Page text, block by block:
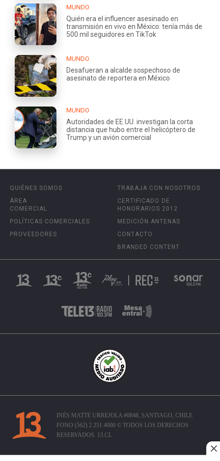
MUNDO
Quién era el influencer asesinado en
transmisión en vivo en México: tenía más de
500 mil seguidores en TikTok
MUNDO
Desafueran a alcalde sospechoso de
asesinato de reportera en México
MUNDO
Autoridades de EE.UU. investigan la corta
distancia que hubo entre el helicóptero de
Trump y un avión comercial
QUIÉNES SOMOS
ÁREA
COMERCIAL
POLÍTICAS COMERCIALES
PROVEEDORES
TRABAJA CON NOSOTROS
CERTIFICADO DE
HONORARIOS 2012
MEDICIÓN ANTENAS
CONTACTO
BRANDED CONTENT
INÉS MATTE URREJOLA #0848, SANTIAGO, CHILE
FONO (562) 2 251 4000 © TODOS LOS DERECHOS
RESERVADOS. 13.CL